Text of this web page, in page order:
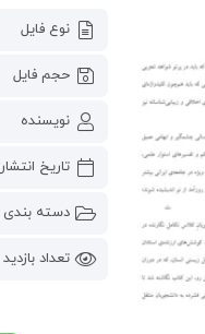
نوع فایل
حجم فایل
نویسنده
تاریخ انتشار
دسته بندی
تعداد بازدید